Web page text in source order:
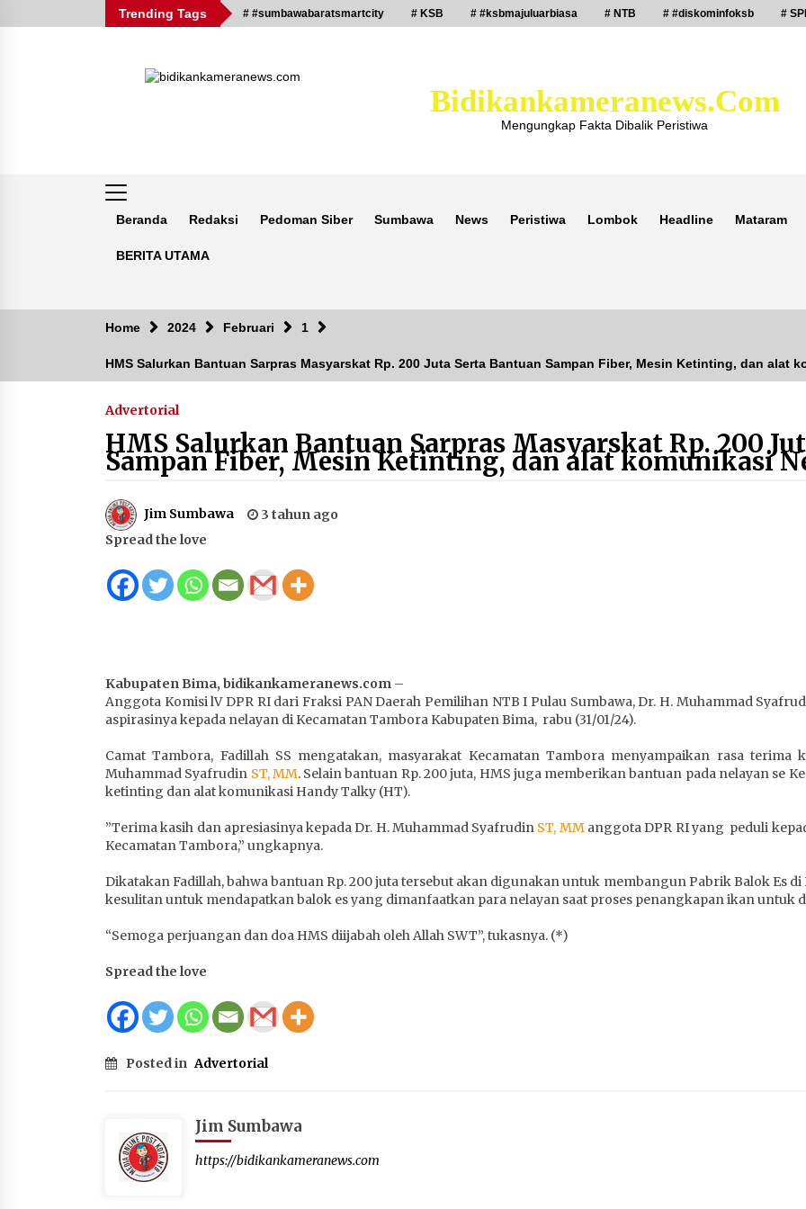
to
Trending Tags # #sumbawabaratsmartcity # KSB # #ksbmajuluarbiasa # NTB # #diskominfoksb #
Bidikankameranews.com
Mengungkap Fakta Dibalik Peristiwa
Beranda Redaksi Pedoman Siber Sumbawa News Peristiwa Lombok Headline Mataram
BERITA UTAMA
Breaking News
Kejaksaan KSB Mulai Lidik Mafia
Laporan Dugaan Pencabulan di Desa
Penyelidikan Berjalan Maksimal
4 minggu ago
HUT ke-46 Dekranas di Makassar, di
Dekranasda Sumbawa Promosikan
Tenun Kre Alang
4 minggu ago
Bupati H. Jarot : Demi Keberlanjutan
Sekretaris Bapperida, Dwi Rahayu,
ST,. MM,. Pimpin Rakor Aksi
Salurkan Bantuan Program 100
Mustahik Per Desa di Desa Teluk
Santong
4 minggu ago
Bali
4 minggu ago
Capaian Program Pemerintah
Kabupaten Sumbawa Terus
Dirasakan Masyarakat
1 bulan ago
Home 2024 Februari 1
HMS Salurkan Bantuan Sarpras Masyarskat Rp. 200 Juta Serta Bantuan Sampan Fiber, Mesin Ketinting, dan alat
Advertorial
HMS Salurkan Bantuan Sarpras Masyarskat Rp. 200
Sampan Fiber, Mesin Ketinting, dan alat komunikasi
Jim Sumbawa
3 tahun ago
Spread the love
Kabupaten Bima, bidikankameranews.com –
Anggota Komisi lV DPR RI dari Fraksi PAN Daerah Pemilihan NTB I Pulau Sumbawa, Dr. H. Muhammad
aspirasinya kepada nelayan di Kecamatan Tambora Kabupaten Bima, rabu (31/01/24).
Camat Tambora, Fadillah SS mengatakan, masyarakat Kecamatan Tambora menyampaikan rasa
Muhammad Syafrudin ST, MM. Selain bantuan Rp. 200 juta, HMS juga memberikan bantuan pada nelayan se
ketinting dan alat komunikasi Handy Talky (HT).
”Terima kasih dan apresiasinya kepada Dr. H. Muhammad Syafrudin ST, MManggota DPR RI yang peduli
Kecamatan Tambora,” ungkapnya.
Dikatakan Fadillah, bahwa bantuan Rp. 200 juta tersebut akan digunakan untuk membangun Pabrik Balok Es
kesulitan untuk mendapatkan balok es yang dimanfaatkan para nelayan saat proses penangkapan ikan untuk
“Semoga perjuangan dan doa HMS diijabah oleh Allah SWT”, tukasnya. (*)
Spread the love
Posted in Advertorial
Jim Sumbawa
https://bidikankameranews.com